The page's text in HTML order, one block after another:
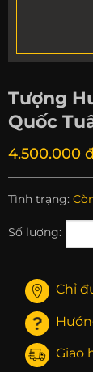
Tượng
Quốc
4.500.000
Tình trạng:
Số lượng:
Chỉ
Giao